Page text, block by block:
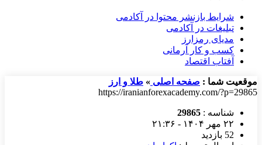
شرایط بازنشر محتوا در آکادمی
تبلیغات در آکادمی
مدیای رمزارز
کسب و کار آرمانی
آفتاب اقتصاد
موقعیت شما : صفحه اصلی » طلا و ارز
https://iranianforexacademy.com/?p=29865
شناسه : 29865
۲۲ مهر ۱۴۰۴ - ۲۱:۳۶
52 بازدید